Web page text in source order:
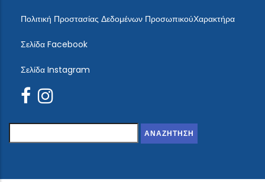
Πολιτική Προστασίας Δεδομένων ΠροσωπικούΧαρακτήρα
Σελίδα Facebook
Σελίδα Instagram